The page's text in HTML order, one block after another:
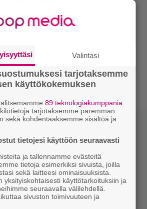
yläosattomiin:
– tsekkaa kuva
bongata
Amy Schumerin
Valintasi
tarjotaksemme
käyttökokemuksen
89 teknologiakumppania
tarjotaksemme paremman
sekä kohdentaaksemme sisältöä ja
tietojesi käyttöön seuraavasti
ja tallennamme evästeitä
tietoja esimerkiksi sivuista, joilla
sekä laitteesi ominaisuuksista.
yksityiskohtaisesti käyttötarkoituksiin ja
seuraavalla välilehdellä.
sivuston toimivuuteen ja